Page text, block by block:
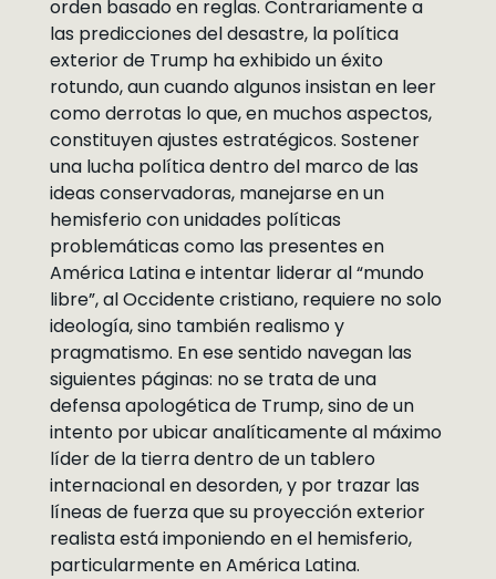
orden basado en reglas. Contrariamente a
las predicciones del desastre, la política
exterior de Trump ha exhibido un éxito
rotundo, aun cuando algunos insistan en leer
como derrotas lo que, en muchos aspectos,
constituyen ajustes estratégicos. Sostener
una lucha política dentro del marco de las
ideas conservadoras, manejarse en un
hemisferio con unidades políticas
problemáticas como las presentes en
América Latina e intentar liderar al “mundo
libre”, al Occidente cristiano, requiere no solo
ideología, sino también realismo y
pragmatismo. En ese sentido navegan las
siguientes páginas: no se trata de una
defensa apologética de Trump, sino de un
intento por ubicar analíticamente al máximo
líder de la tierra dentro de un tablero
internacional en desorden, y por trazar las
líneas de fuerza que su proyección exterior
realista está imponiendo en el hemisferio,
particularmente en América Latina.